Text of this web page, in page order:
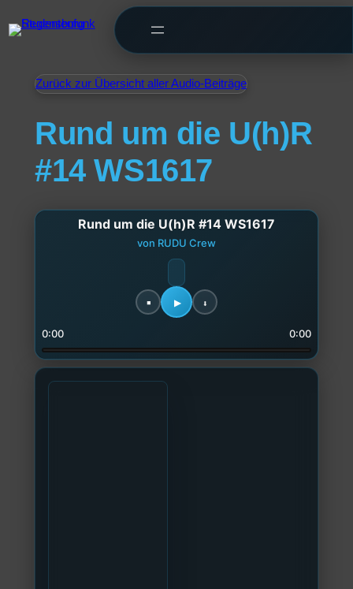
Zurück zur Übersicht aller Audio-Beiträge
Rund um die U(h)R
#14 WS1617
Rund um die U(h)R #14 WS1617
von RUDU Crew
0:00 0:00